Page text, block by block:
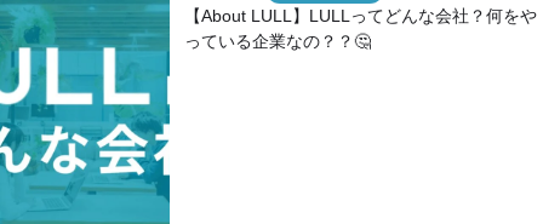
【About LULL】LULLってどんな会社？何をや
っている企業なの？？🤔